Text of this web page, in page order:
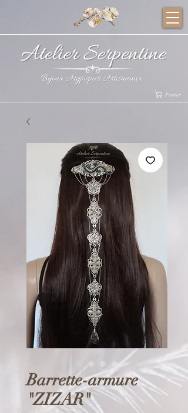
Panier
Barrette-armure
"ZIZAR"